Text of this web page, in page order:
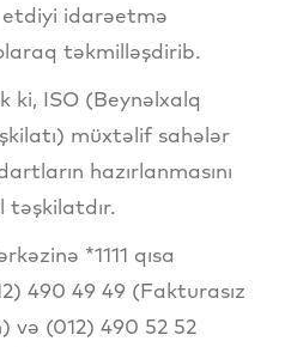
idarəetmə
təkmilləşdirib.
ki, ISO (Beynəlxalq
müxtəlif sahələr
hazırlanmasını
təşkilatdır.
*1111 qısa
490 49 49 (Fakturasız
və (012) 490 52 52